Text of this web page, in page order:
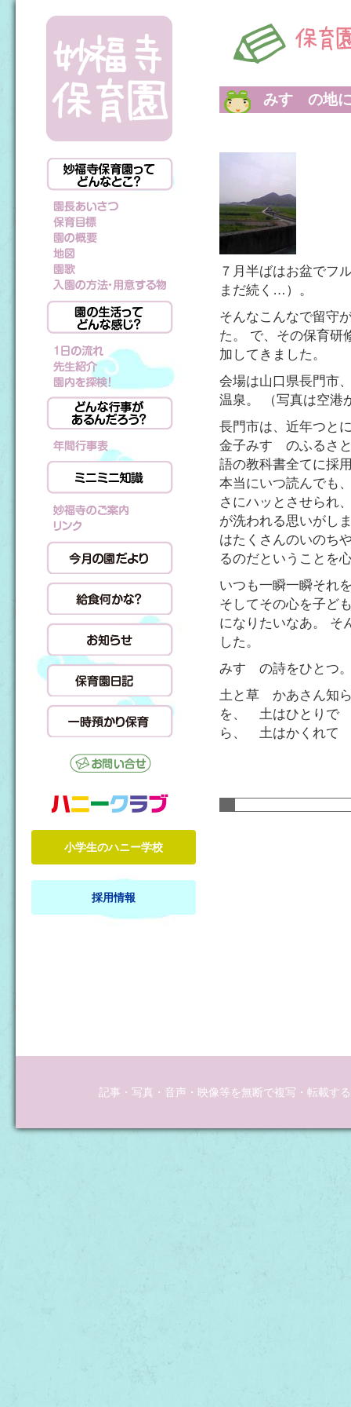
小学生のハニー学校
採用情報
みすゞの地
７月半ばはお盆でフ
まだ続く…）。
そんなこんなで留守
た。 で、その保育研
加してきました。
会場は山口県長門市
温泉。 （写真は空港
長門市は、近年つと
金子みすゞのふるさ
語の教科書全てに採
本当にいつ読んでも
さにハッとさせられ
が洗われる思いがし
はたくさんのいのち
るのだということを
いつも一瞬一瞬それ
そしてその心を子ど
になりたいなあ。 そ
した。
みすゞの詩をひとつ
土と草 かあさん知
を、 土はひとりで
ら、 土はかくれて
記事・写真・音声・映像等を無断で複写・転載